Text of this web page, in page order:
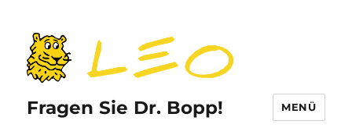
Fragen Sie Dr. Bopp! MENÜ